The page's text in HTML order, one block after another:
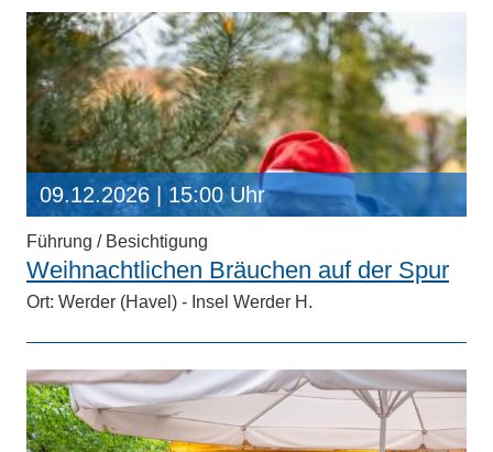
09.12.2026 | 15:00 Uhr
Führung / Besichtigung
Weihnachtlichen Bräuchen auf der Spur
Ort: Werder (Havel) - Insel Werder H.